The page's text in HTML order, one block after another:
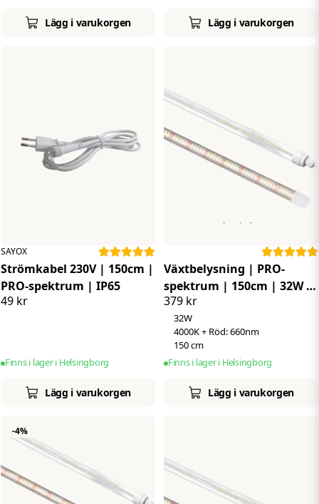
Lägg i varukorgen Lägg i varukorgen
SAYOX
Strömkabel 230V | 150cm |
PRO-spektrum | IP65
49 kr
Finns i lager i Helsingborg
Lägg i varukorgen
Köp mer - Betala mindre
Växtbelysning | PRO-
spektrum | 150cm | 32W |
Vitt ljus | IP65 | 660 Nm
379 kr
32W
4000K + Röd: 660nm
150 cm
Finns i lager i Helsingborg
Lägg i varukorgen
-4%